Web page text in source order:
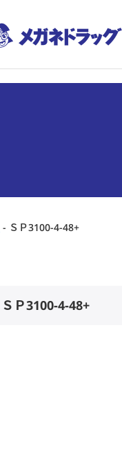
- ＳＰ3100-4-48+
ＳＰ3100-4-48+